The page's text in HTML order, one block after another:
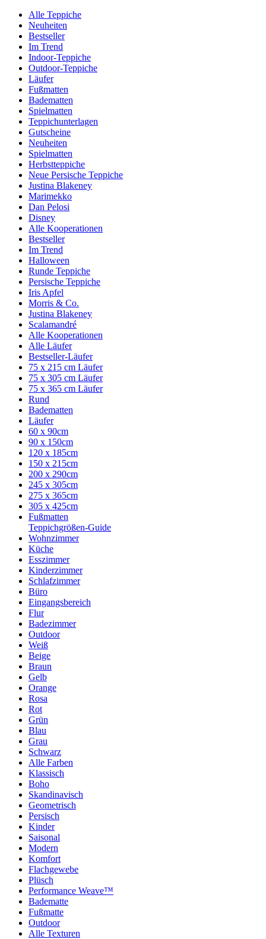
Alle Teppiche
Neuheiten
Bestseller
Im Trend
Indoor-Teppiche
Outdoor-Teppiche
Läufer
Fußmatten
Badematten
Spielmatten
Teppichunterlagen
Gutscheine
Neuheiten
Spielmatten
Herbstteppiche
Neue Persische Teppiche
Justina Blakeney
Marimekko
Dan Pelosi
Disney
Alle Kooperationen
Bestseller
Im Trend
Halloween
Runde Teppiche
Persische Teppiche
Iris Apfel
Morris & Co.
Justina Blakeney
Scalamandré
Alle Kooperationen
Alle Läufer
Bestseller-Läufer
75 x 215 cm Läufer
75 x 305 cm Läufer
75 x 365 cm Läufer
Rund
Badematten
Läufer
60 x 90cm
90 x 150cm
120 x 185cm
150 x 215cm
200 x 290cm
245 x 305cm
275 x 365cm
305 x 425cm
Fußmatten
Teppichgrößen-Guide
Wohnzimmer
Küche
Esszimmer
Kinderzimmer
Schlafzimmer
Büro
Eingangsbereich
Flur
Badezimmer
Outdoor
Weiß
Beige
Braun
Gelb
Orange
Rosa
Rot
Grün
Blau
Grau
Schwarz
Alle Farben
Klassisch
Boho
Skandinavisch
Geometrisch
Persisch
Kinder
Saisonal
Modern
Komfort
Flachgewebe
Plüsch
Performance Weave™
Badematte
Fußmatte
Outdoor
Alle Texturen